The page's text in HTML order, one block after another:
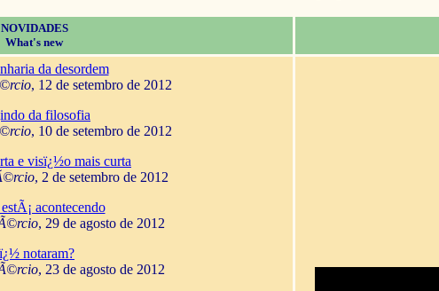
NOVIDADES
What's new
da desordem
, 12 de setembro de 2012
da filosofia
, 10 de setembro de 2012
e visï¿½o mais curta
, 2 de setembro de 2012
acontecendo
, 29 de agosto de 2012
notaram?
, 23 de agosto de 2012